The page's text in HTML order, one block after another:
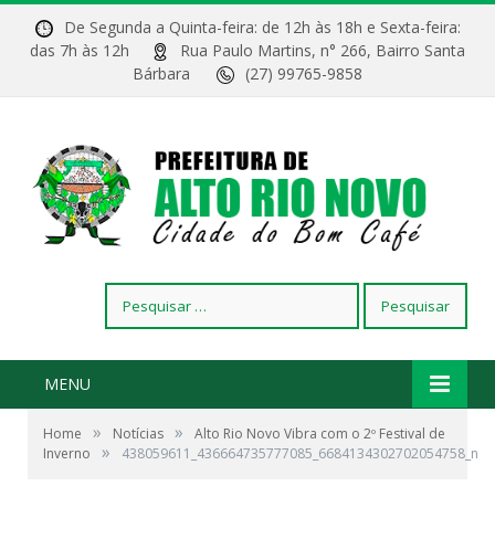
De Segunda a Quinta-feira: de 12h às 18h e Sexta-feira:
das 7h às 12h
Rua Paulo Martins, n° 266, Bairro Santa
Bárbara
(27) 99765-9858
por:
MENU
Home » Notícias »
Alto Rio Novo Vibra com o 2º Festival de
Inverno
» 438059611_436664735777085_6684134302702054758_n